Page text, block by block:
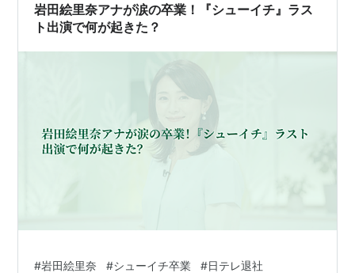
岩田絵里奈アナが涙の卒業！『シューイチ』ラス
ト出演で何が起きた？
#岩田絵里奈 #シューイチ卒業 #日テレ退社